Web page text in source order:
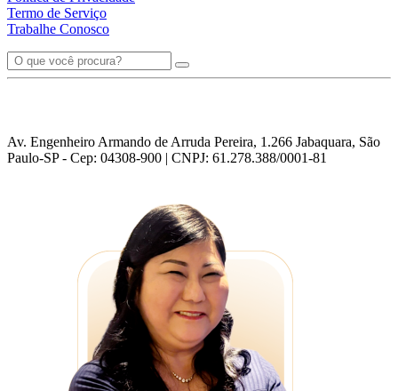
Termo de Serviço
Trabalhe Conosco
Av. Engenheiro Armando de Arruda Pereira, 1.266 Jabaquara, São
Paulo-SP - Cep: 04308-900 | CNPJ: 61.278.388/0001-81